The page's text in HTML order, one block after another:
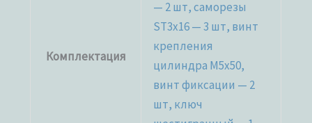
Комплектация
— 2 шт, саморезы
ST3x16 — 3 шт, винт
крепления
цилиндра M5x50,
винт фиксации — 2
шт, ключ